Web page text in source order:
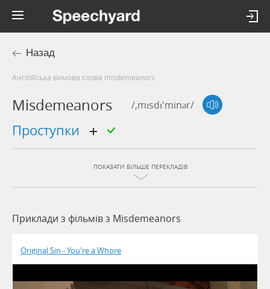
Назад
Англійська вимова слова misdemeanors
Misdemeanors /,mɪsdɪ'minər/
проступки
ПОКАЗАТИ БІЛЬШЕ ПЕРЕКЛАДІВ
Приклади з фільмів з Misdemeanors
Original Sin - You're a Whore